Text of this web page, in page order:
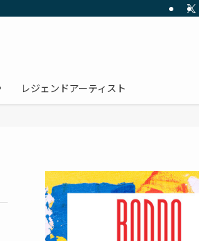
レジェンドアーティスト